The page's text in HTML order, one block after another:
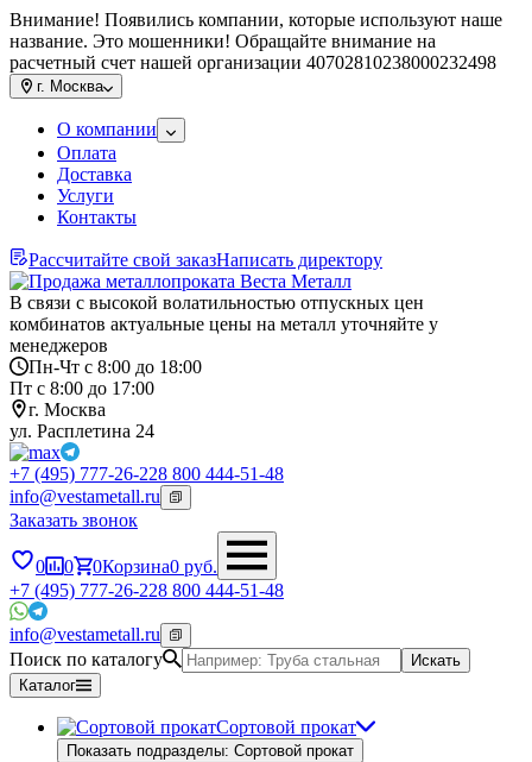
Внимание! Появились компании, которые используют наше
название. Это мошенники! Обращайте внимание на
расчетный счет нашей организации 40702810238000232498
г. Москва
О компании
Оплата
Доставка
Услуги
Контакты
Рассчитайте свой заказНаписать директору
В связи с высокой волатильностью отпускных цен
комбинатов актуальные цены на металл уточняйте у
менеджеров
Пн-Чт с 8:00 до 18:00
Пт с 8:00 до 17:00
г. Москва
ул. Расплетина 24
+7 (495) 777-26-228 800 444-51-48
info@vestametall.ru
Заказать звонок
0 0 0Корзина0 руб.
+7 (495) 777-26-228 800 444-51-48
info@vestametall.ru
Поиск по каталогу
Искать
Каталог
Сортовой прокат
Показать подразделы: Сортовой прокат